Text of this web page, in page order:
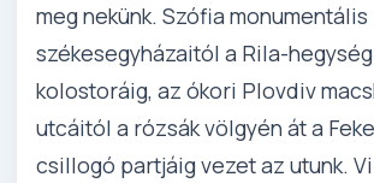
meg nekünk. Szófia monumentális
székesegyházaitól a Rila-
kolostoráig, az ókori Plovdiv
utcáitól a rózsák völgyén át a
csillogó partjáig vezet az utunk.